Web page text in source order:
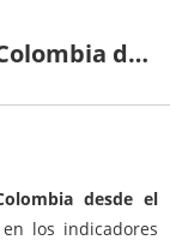
Cómo invertir en vivienda en Colombia desde el exterior: requisitos, oportunidades y pasos clave
desde el
los indicadores